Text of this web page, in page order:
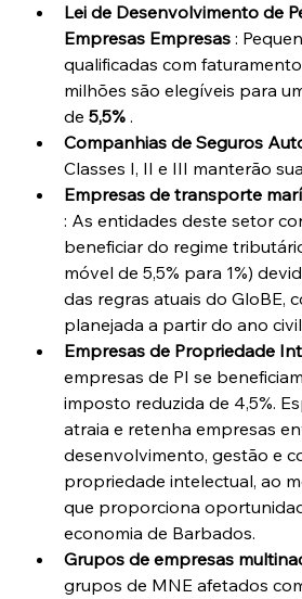
Lei de Desenvolvimento de
Empresas Empresas :
qualificadas com
milhões são elegíveis para
de 5,5% .
Companhias de Seguros
Classes I, II e III manterão
Empresas de transporte
: As entidades deste setor
beneficiar do regime
móvel de 5,5% para 1%)
das regras atuais do GloBE,
planejada a partir do ano
Empresas de Propriedade
empresas de PI se
imposto reduzida de 4,5%.
atraia e retenha empresas
desenvolvimento, gestão e
propriedade intelectual, ao
que proporciona
economia de Barbados.
Grupos de empresas
grupos de MNE afetados